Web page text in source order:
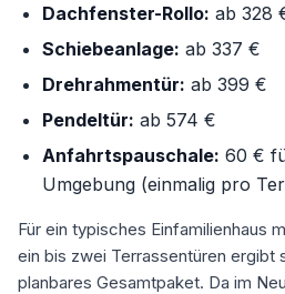
Dachfenster-Rollo: ab 328
Schiebeanlage: ab 337 €
Drehrahmentür: ab 399 €
Pendeltür: ab 574 €
Anfahrtspauschale: 60 €
Umgebung (einmalig pro
Für ein typisches Einfamilienhaus
ein bis zwei Terrassentüren ergibt
planbares Gesamtpaket. Da im